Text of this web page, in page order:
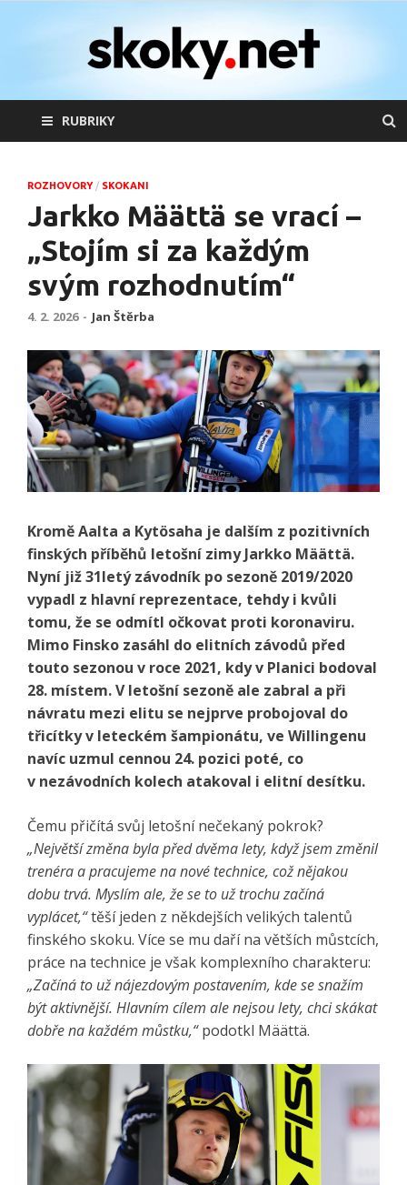
skoky.net
skoky na lyžích
RUBRIKY
ROZHOVORY/ SKOKANI
Jarkko Määttä se vrací –
„Stojím si za každým
svým rozhodnutím“
4. 2. 2026 - Jan Štěrba
Kromě Aalta a Kytösaha je dalším z pozitivních
finských příběhů letošní zimy Jarkko Määttä.
Nyní již 31letý závodník po sezoně 2019/2020
vypadl z hlavní reprezentace, tehdy i kvůli
tomu, že se odmítl očkovat proti koronaviru.
Mimo Finsko zasáhl do elitních závodů před
touto sezonou v roce 2021, kdy v Planici bodoval
28. místem. V letošní sezoně ale zabral a při
návratu mezi elitu se nejprve probojoval do
třicítky v leteckém šampionátu, ve Willingenu
navíc uzmul cennou 24. pozici poté, co
v nezávodních kolech atakoval i elitní desítku.
Čemu přičítá svůj letošní nečekaný pokrok?
„Největší změna byla před dvěma lety, když jsem změnil
trenéra a pracujeme na nové technice, což nějakou
dobu trvá. Myslím ale, že se to už trochu začíná
vyplácet,“těší jeden z někdejších velikých talentů
finského skoku. Více se mu daří na větších můstcích,
práce na technice je však komplexního charakteru:
„Začíná to už nájezdovým postavením, kde se snažím
být aktivnější. Hlavním cílem ale nejsou lety, chci skákat
dobře na každém můstku,“podotkl Määttä.